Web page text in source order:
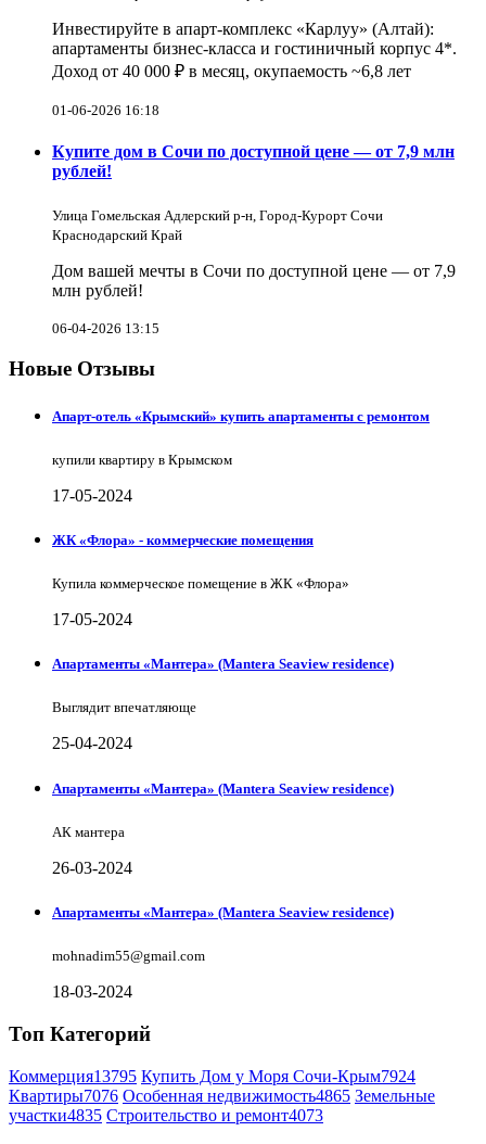
Инвестируйте в апарт-комплекс «Карлуу» (Алтай):
апартаменты бизнес-класса и гостиничный корпус 4*.
Доход от 40 000 ₽ в месяц, окупаемость ~6,8 лет
01-06-2026 16:18
Купите дом в Сочи по доступной цене — от 7,9 млн
рублей!
Улица Гомельская Адлерский р-н, Город-Курорт Сочи
Краснодарский Край
Дом вашей мечты в Сочи по доступной цене — от 7,9
млн рублей!
06-04-2026 13:15
Новые Отзывы
Апарт-отель «Крымский» купить апартаменты с ремонтом
купили квартиру в Крымском
17-05-2024
ЖК «Флора» - коммерческие помещения
Купила коммерческое помещение в ЖК «Флора»
17-05-2024
Апартаменты «Мантера» (Mantera Seaview rеsidence)
Выглядит впечатляюще
25-04-2024
Апартаменты «Мантера» (Mantera Seaview rеsidence)
АК мантера
26-03-2024
Апартаменты «Мантера» (Mantera Seaview rеsidence)
mohnadim55@gmail.com
18-03-2024
Топ Категорий
Коммерция13795 Купить Дом у Моря Сочи-Крым7924
Квартиры7076 Особенная недвижимость4865 Земельные
участки4835 Строительство и ремонт4073